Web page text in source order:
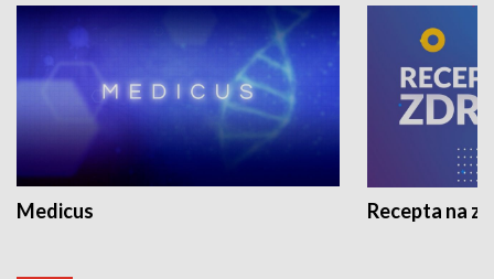
Medicus Recepta na